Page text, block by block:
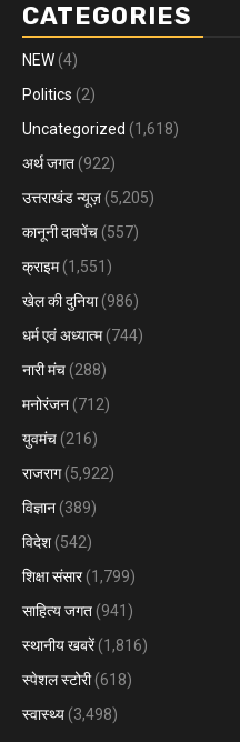
CATEGORIES
NEW (4)
Politics (2)
Uncategorized (1,618)
अर्थ जगत (922)
उत्तराखंड न्यूज़ (5,205)
कानूनी दावपेंच (557)
क्राइम(1,551)
खेल की दुनिया(986)
धर्म एवं अध्यात्म(744)
नारी मंच (288)
मनोरंजन (712)
युवमंच (216)
राजराग(5,922)
विज्ञान (389)
विदेश (542)
शिक्षा संसार(1,799)
साहित्य जगत (941)
स्थानीय खबरें(1,816)
स्पेशल स्टोरी(618)
स्वास्थ्य (3,498)